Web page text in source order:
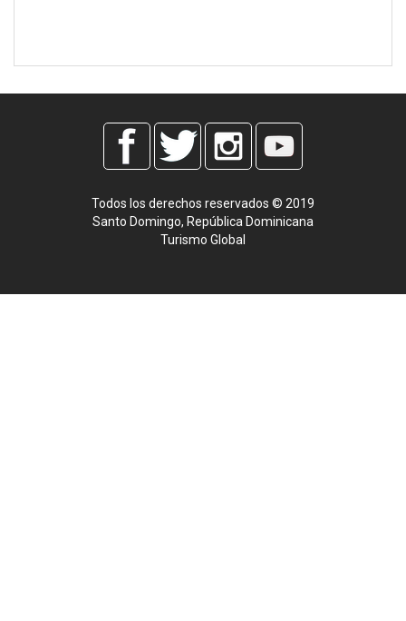
Todos los derechos reservados © 2019
Santo Domingo, República Dominicana
Turismo Global